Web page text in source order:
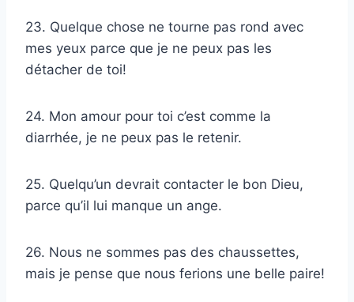
23. Quelque chose ne tourne pas rond avec
mes yeux parce que je ne peux pas les
détacher de toi!
24. Mon amour pour toi c’est comme la
diarrhée, je ne peux pas le retenir.
25. Quelqu’un devrait contacter le bon Dieu,
parce qu’il lui manque un ange.
26. Nous ne sommes pas des chaussettes,
mais je pense que nous ferions une belle paire!